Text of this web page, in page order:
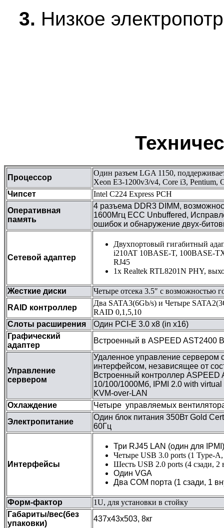
3. Низкое
Процессор
Один разъем LGA 1150,
Xeon E3-1200v3/v4, Core i3, Pentium,
Чипсет
Intel C224 Express PCH
Оперативная
память
4 разъема DDR3 DIMM,
1600Мгц ECC Unbuffered,
ошибок и обнаружение двух-
Сетевой адаптер
Двухпортовый гигабитный
i210AT 10BASE-T, 100BASE-
RJ45
1x Realtek RTL8201N PHY,
Жесткие диски
Четыре отсека 3.5″ с возможностью
RAID контроллер
Два SATA3(6Gb/s) и Четыре
RAID 0,1,5,10
Слоты расширения
Один PCI-E 3.0 x8 (in x16)
Графический
адаптер
Встроенный в ASPEED AST2400
Управление
сервером
Удаленное управление сервером
интерфейсом, независящее от
Встроенный контроллер ASPEED
10/100/1000Мб, IPMI 2.0 with
KVM-over-LAN
Охлаждение
Четыре управляемых
Электропитание
Один блок питания 350Вт Gold
60Гц
Интерфейсы
Три RJ45 LAN (один для IPMI)
Четыре USB 3.0 ports (1 Type-
Шесть USB 2.0 ports (4 сзади, 2
Один VGA
Два COM порта (1 сзади, 1
Форм-фактор
1U, для установки в стойку
Габариты/вес(без
упаковки)
437x43x503, 8кг